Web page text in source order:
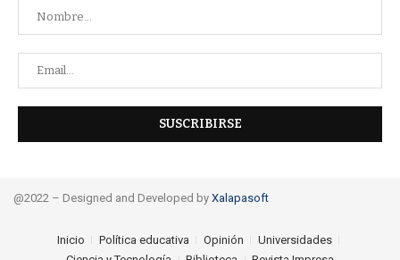
@2022 – Designed and Developed by Xalapasoft
Inicio Política educativa Opinión
Universidades